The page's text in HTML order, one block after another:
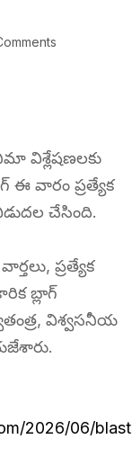
విశ్లేషణలకు
ఈ వారం ప్రత్యేక
చేసింది.
ప్రత్యేక
బ్లాగ్
విశ్వసనీయ
2026/06/